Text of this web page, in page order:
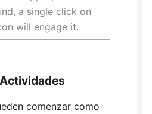
a single click on
will engage it.
comenzar como